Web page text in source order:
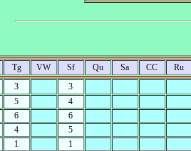
Tg VW Sf Qu Sa CC
Ru
3
3
5
4
6
6
4
5
1
1